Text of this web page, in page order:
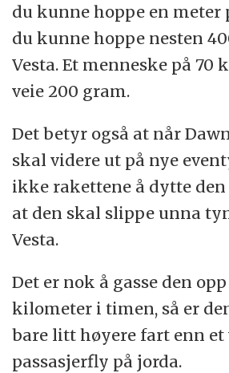
du kunne hoppe en meter
du kunne hoppe nesten
Vesta. Et menneske på 70
veie 200 gram.
Det betyr også at når
skal videre ut på nye
ikke rakettene å dytte
at den skal slippe unna
Vesta.
Det er nok å gasse den
kilometer i timen, så er
bare litt høyere fart enn
passasjerfly på jorda.